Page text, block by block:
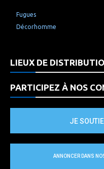
Fugues
Décorhomme
LIEUX DE
PARTICIPEZ À NOS
JE
ANNONCER DANS